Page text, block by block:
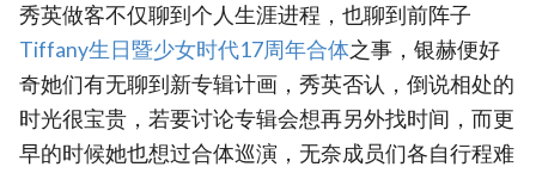
秀英做客不仅聊到个人生涯进程，也聊到前阵子
Tiffany生日暨少女时代17周年合体之事，银赫便好
奇她们有无聊到新专辑计画，秀英否认，倒说相处的
时光很宝贵，若要讨论专辑会想再另外找时间，而更
早的时候她也想过合体巡演，无奈成员们各自行程难